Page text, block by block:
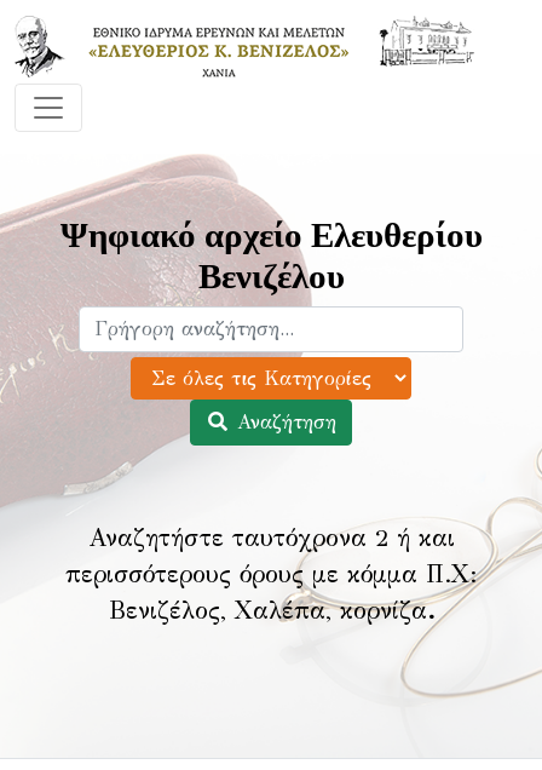
Ψηφιακό αρχείο Ελευθερίου
Βενιζέλου
Αναζήτηση
Αναζητήστε ταυτόχρονα 2 ή και
περισσότερους όρους με κόμμα Π.Χ:
Βενιζέλος, Χαλέπα, κορνίζα.